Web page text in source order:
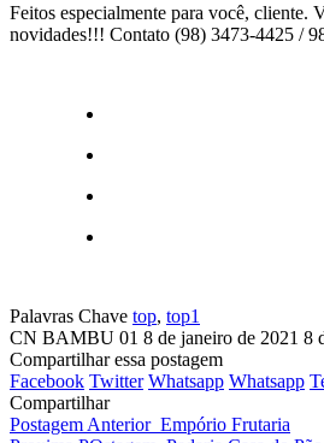
Feitos especialmente para você, cliente.
novidades!!! Contato (98) 3473-4425 /
Palavras Chave top, top1
CN BAMBU 01 8 de janeiro de 2021 8
Compartilhar essa postagem
Facebook Twitter Whatsapp Whatsapp
Compartilhar
Postagem Anterior Empório Frutaria